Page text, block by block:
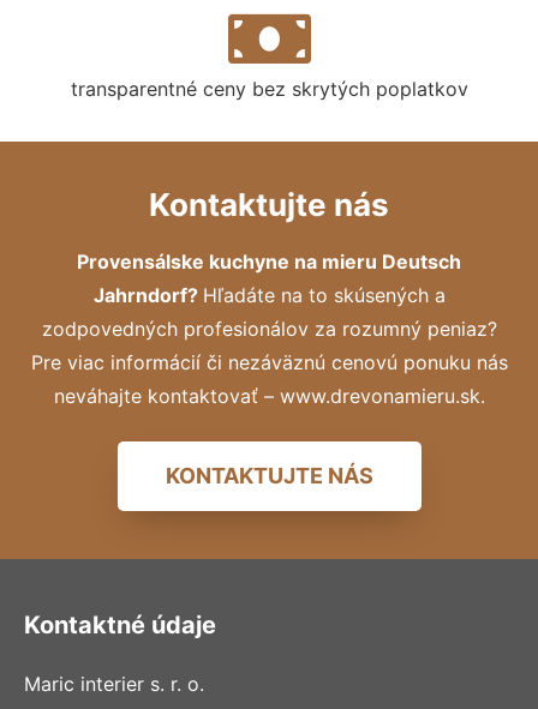
transparentné ceny bez skrytých poplatkov
Kontaktujte nás
Provensálske kuchyne na mieru Deutsch
Jahrndorf? Hľadáte na to skúsených a
zodpovedných profesionálov za rozumný peniaz?
Pre viac informácií či nezáväznú cenovú ponuku nás
neváhajte kontaktovať – www.drevonamieru.sk.
KONTAKTUJTE NÁS
Kontaktné údaje
Maric interier s. r. o.